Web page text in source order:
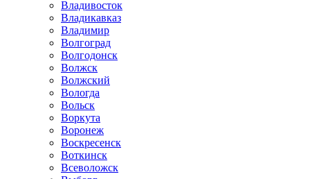
Владивосток
Владикавказ
Владимир
Волгоград
Волгодонск
Волжск
Волжский
Вологда
Вольск
Воркута
Воронеж
Воскресенск
Воткинск
Всеволожск